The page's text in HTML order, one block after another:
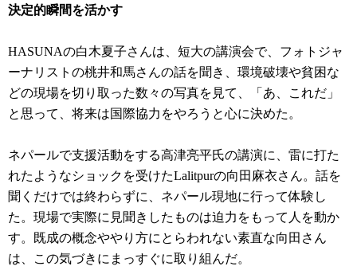
決定的瞬間を活かす
HASUNAの白木夏子さんは、短大の講演会で、フォトジャ
ーナリストの桃井和馬さんの話を聞き、環境破壊や貧困な
どの現場を切り取った数々の写真を見て、「あ、これだ」
と思って、将来は国際協力をやろうと心に決めた。
ネパールで支援活動をする高津亮平氏の講演に、雷に打た
れたようなショックを受けたLalitpurの向田麻衣さん。話を
聞くだけでは終わらずに、ネパール現地に行って体験し
た。現場で実際に見聞きしたものは迫力をもって人を動か
す。既成の概念ややり方にとらわれない素直な向田さん
は、この気づきにまっすぐに取り組んだ。